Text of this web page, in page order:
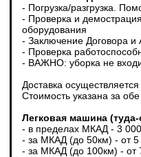
- Погрузка/разгрузка.
- Проверка и
оборудования
- Заключение Договора и
- Проверка
- ВАЖНО: уборка не
Доставка
Стоимость указана за
Легковая машина
- в пределах МКАД - 3
- за МКАД (до 50км) - от 5
- за МКАД (до 100км) - от